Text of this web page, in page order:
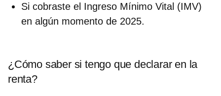
Si cobraste el Ingreso Mínimo Vital (IMV)
en algún momento de 2025.
¿Cómo saber si tengo que declarar en la
renta?